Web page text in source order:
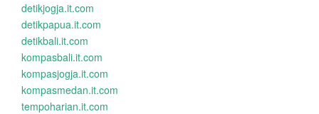
detikjogja.it.com
detikpapua.it.com
detikbali.it.com
kompasbali.it.com
kompasjogja.it.com
kompasmedan.it.com
tempoharian.it.com